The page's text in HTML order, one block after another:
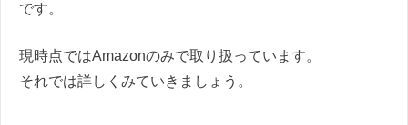
です。
現時点ではAmazonのみで取り扱っています。
それでは詳しくみていきましょう。